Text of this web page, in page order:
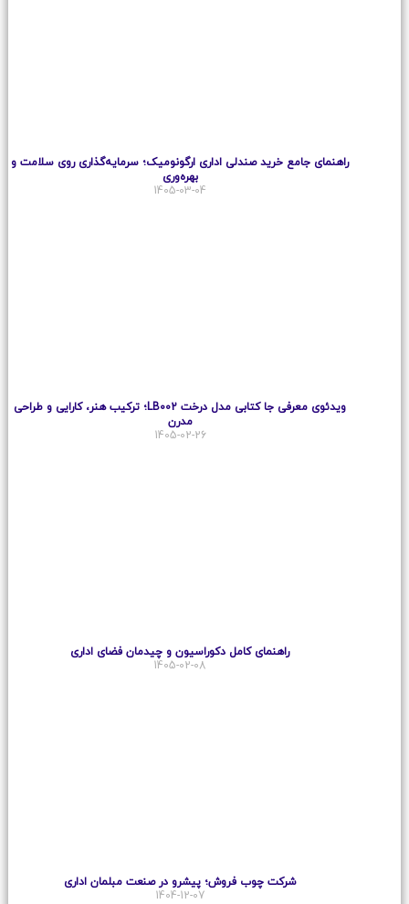
راهنمای جامع خرید صندلی اداری ارگونومیک؛ سرمایه‌گذاری روی سلامت و
بهره‌وری
1405-03-04
ویدئوی معرفی جا کتابی مدل درخت LB002؛ ترکیب هنر، کارایی و طراحی
مدرن
1405-02-26
راهنمای کامل دکوراسیون و چیدمان فضای اداری
1405-02-08
شرکت چوب فروش؛ پیشرو در صنعت مبلمان اداری
1404-12-07